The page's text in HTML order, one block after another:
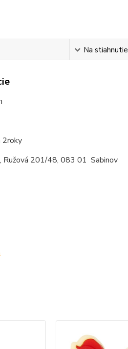
Na stiahnutie
2roky
Ružová 201/48, 083 01 Sabinov